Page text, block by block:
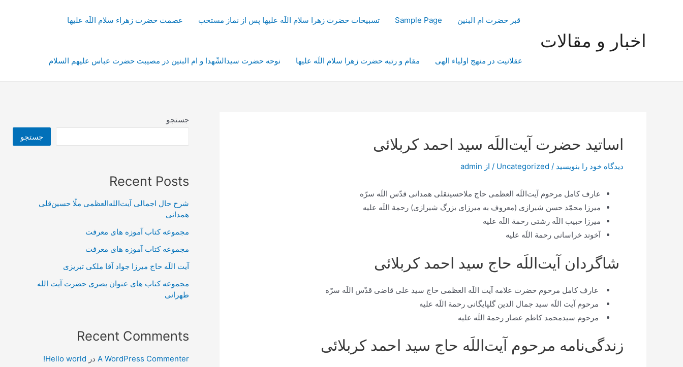
اخبار و مقالات
قبر حضرت ام البنین Sample Page تسبیحات حضرت زهرا سلام اللَه علیها پس از نماز مستحب عصمت حضرت زهراء سلام اللَه علیها
عقلانیت در منهج اولیاء الهی مقام و رتبه حضرت زهرا سلام اللَه علیها نوحه حضرت سیدالشّهدا و ام البنین در مصیبت حضرت عباس علیهم السلام
اساتید حضرت آیت‌اللَه سید احمد کربلائی
دیدگاه‌ خود را بنویسید /
Uncategorized / از admin
عارف کامل مرحوم آیت‌اللَه العظمی حاج ملاحسینقلی همدانی قدّس اللَه سرّه
ميرزا محمّد حسن شيرازى (معروف به ميرزاى بزرگ شیرازی) رحمة اللَه علیه
ميرزا حبيب اللَه رشتى رحمة اللَه علیه
آخوند خراسانى رحمة اللَه علیه
شاگردان آیت‌اللَه حاج سید احمد کربلائی
عارف کامل مرحوم حضرت علامه آیت اللَه العظمی حاج سید علی قاضی قدّس اللَه سرّه
مرحوم آیت اللَه سید جمال الدین گلپایگانی رحمة اللَه علیه
مرحوم سیدمحمد کاظم عصار رحمة اللَه علیه
زندگی‌نامه مرحوم آیت‌اللَه حاج سید احمد کربلائی
جستجو
جستجو
Recent Posts
شرح حال اجمالی آیت‌الله‌العظمی ملّا حسین‌قلی
همدانی
مجموعه کتاب آموزه های معرفت
مجموعه کتاب آموزه های معرفت
آیت اللَه حاج میرزا جواد آقا ملکی تبریزی
مجموعه کتاب های عنوان بصری حضرت آیت الله
طهرانی
Recent Comments
A WordPress Commenter در Hello world!